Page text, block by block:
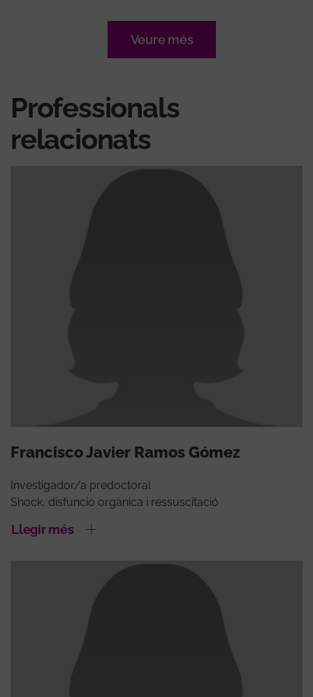
Veure més
Professionals
relacionats
Francisco Javier Ramos Gómez
Investigador/a predoctoral
Shock, disfunció orgànica i ressuscitació
Llegir més